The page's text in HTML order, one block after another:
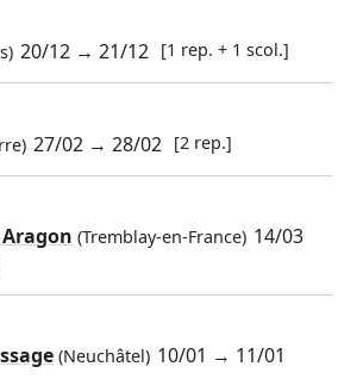
20/12 →21/12 [1 rep. + 1 scol.]
27/02 →28/02 [2 rep.]
(Tremblay-en-France) 14/03
(Neuchâtel) 10/01 → 11/01